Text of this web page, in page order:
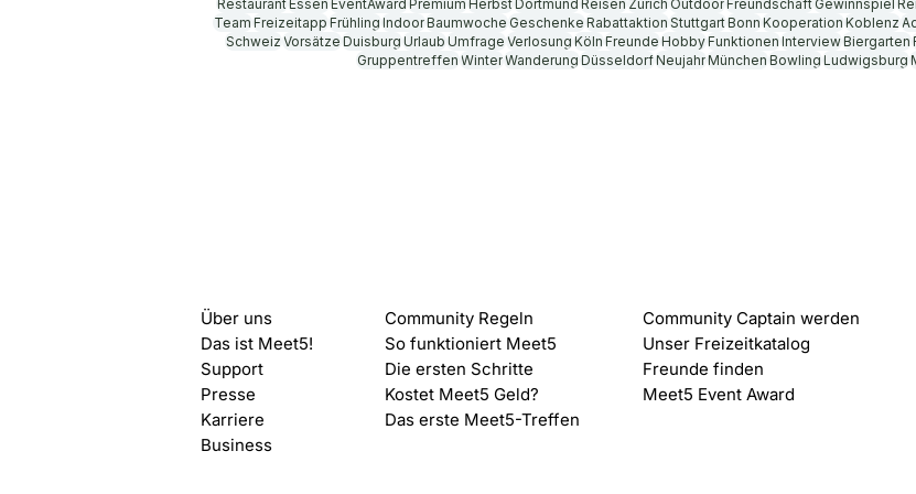
Weihnachtsfeier dieses Jahr ganz k
die Feiertage einstellen könnt und eure
RestaurantEssen EventAward Premium HerbstDortmund Reisen Zürich OutdoorFreundschaftGewinnspiel
Team Freizeitapp Frühling IndoorBaumwoche Geschenke Rabattaktion StuttgartBonn Kooperation Koblenz
Schweiz Vorsätze Duisburg Urlaub Umfrage Verlosung Köln Freunde HobbyFunktionen InterviewBiergarten
Gruppentreffen WinterWanderung DüsseldorfNeujahrMünchen Bowling Ludwigsburg
Über uns
Das ist Meet5!
Support
Presse
Karriere
Business
Community Regeln
So funktioniert Meet5
Die ersten Schritte
Kostet Meet5 Geld?
Das erste Meet5-Treffen
Community Captain werden
Unser Freizeitkatalog
Freunde finden
Meet5 Event Award